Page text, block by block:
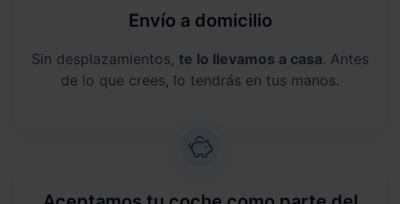
Envío a domicilio
Sin desplazamientos, te lo llevamos a casa. Antes
de lo que crees, lo tendrás en tus manos.